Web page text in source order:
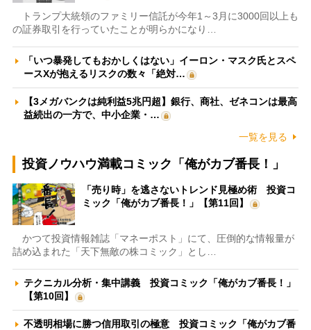
トランプ大統領のファミリー信託が今年1～3月に3000回以上も
の証券取引を行っていたことが明らかになり…
「いつ暴発してもおかしくはない」イーロン・マスク氏とスペ
ースXが抱えるリスクの数々「絶対…
【3メガバンクは純利益5兆円超】銀行、商社、ゼネコンは最高
益続出の一方で、中小企業・…
一覧を見る
投資ノウハウ満載コミック「俺がカブ番長！」
「売り時」を逃さないトレンド見極め術 投資コ
ミック「俺がカブ番長！」【第11回】
かつて投資情報雑誌「マネーポスト」にて、圧倒的な情報量が
詰め込まれた「天下無敵の株コミック」とし…
テクニカル分析・集中講義 投資コミック「俺がカブ番長！」
【第10回】
不透明相場に勝つ信用取引の極意 投資コミック「俺がカブ番